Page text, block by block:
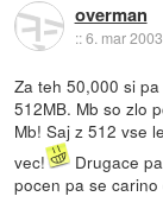
overman
::6. mar
Za teh 50,000 si
512MB. Mb so zlo
Mb! Saj z 512 vse
vec!
Drugace
pocen pa se